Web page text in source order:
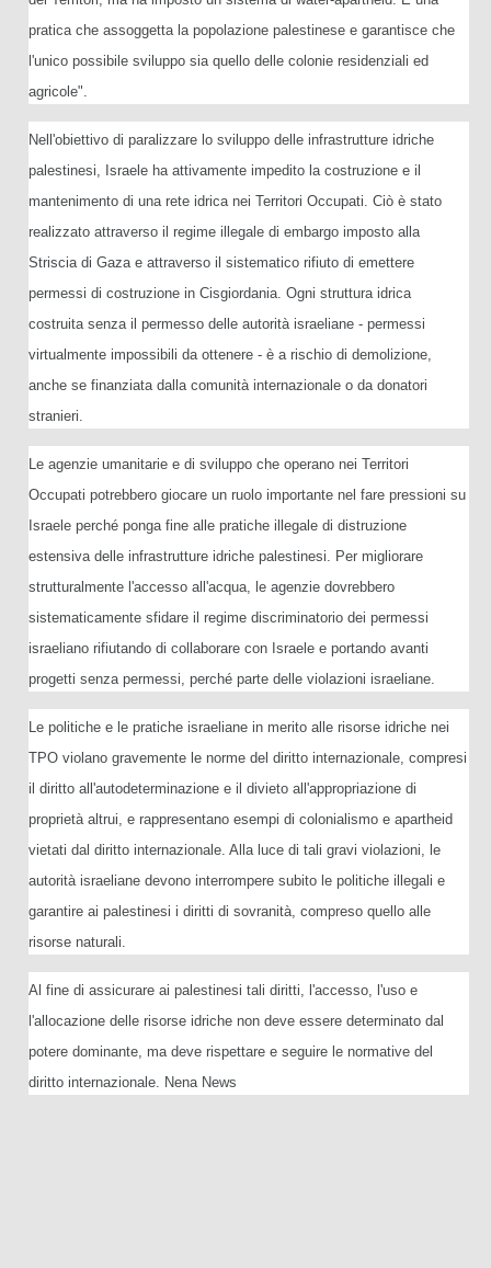
pratica che assoggetta la popolazione palestinese e garantisce che
l'unico possibile sviluppo sia quello delle colonie residenziali ed
agricole".
Nell'obiettivo di paralizzare lo sviluppo delle infrastrutture idriche
palestinesi, Israele ha attivamente impedito la costruzione e il
mantenimento di una rete idrica nei Territori Occupati. Ciò è stato
realizzato attraverso il regime illegale di embargo imposto alla
Striscia di Gaza e attraverso il sistematico rifiuto di emettere
permessi di costruzione in Cisgiordania. Ogni struttura idrica
costruita senza il permesso delle autorità israeliane - permessi
virtualmente impossibili da ottenere - è a rischio di demolizione,
anche se finanziata dalla comunità internazionale o da donatori
stranieri.
Le agenzie umanitarie e di sviluppo che operano nei Territori
Occupati potrebbero giocare un ruolo importante nel fare pressioni su
Israele perché ponga fine alle pratiche illegale di distruzione
estensiva delle infrastrutture idriche palestinesi. Per migliorare
strutturalmente l'accesso all'acqua, le agenzie dovrebbero
sistematicamente sfidare il regime discriminatorio dei permessi
israeliano rifiutando di collaborare con Israele e portando avanti
progetti senza permessi, perché parte delle violazioni israeliane.
Le politiche e le pratiche israeliane in merito alle risorse idriche nei
TPO violano gravemente le norme del diritto internazionale, compresi
il diritto all'autodeterminazione e il divieto all'appropriazione di
proprietà altrui, e rappresentano esempi di colonialismo e apartheid
vietati dal diritto internazionale. Alla luce di tali gravi violazioni, le
autorità israeliane devono interrompere subito le politiche illegali e
garantire ai palestinesi i diritti di sovranità, compreso quello alle
risorse naturali.
Al fine di assicurare ai palestinesi tali diritti, l'accesso, l'uso e
l'allocazione delle risorse idriche non deve essere determinato dal
potere dominante, ma deve rispettare e seguire le normative del
diritto internazionale. Nena News